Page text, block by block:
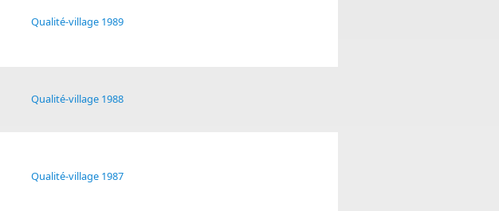
Qualité-village 1989
Qualité-village 1988
Qualité-village 1987